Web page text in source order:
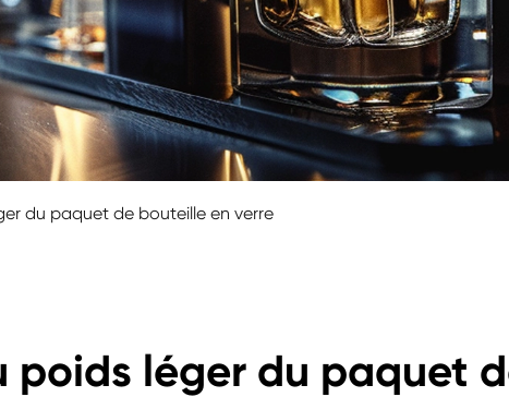
du paquet de bouteille en verre
léger du paquet